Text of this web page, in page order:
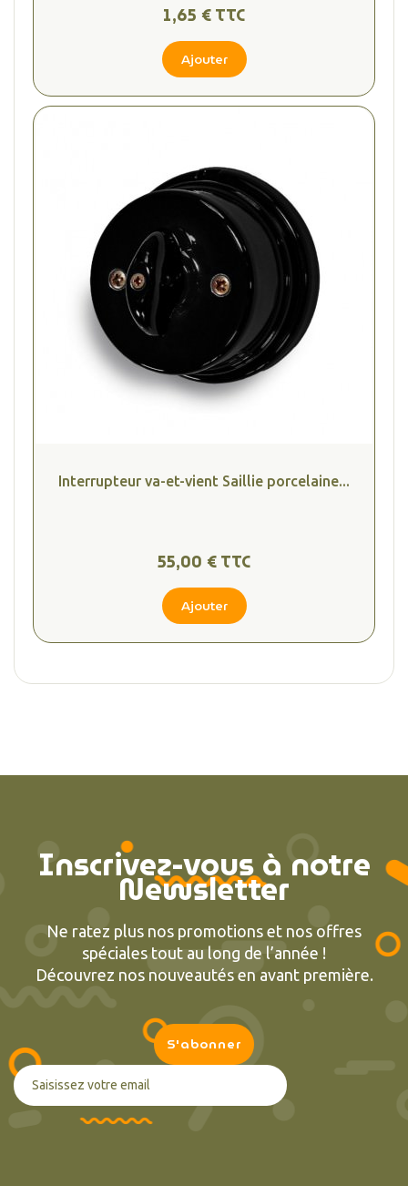
1,65 € TTC
Ajouter
Interrupteur va-et-vient Saillie porcelaine...
55,00 € TTC
Ajouter
Inscrivez-vous à notre
Newsletter
Ne ratez plus nos promotions et nos offres
spéciales tout au long de l’année !
Découvrez nos nouveautés en avant première.